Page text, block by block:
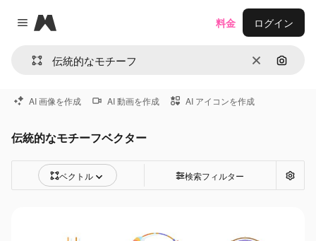
Close menu
Magnific
消去 画像で
料金 ログイン
AI 画像を作成 AI 動画を作成 AI アイコンを作成
伝統的なモチーフベクター
ベクトル 検索フィルター